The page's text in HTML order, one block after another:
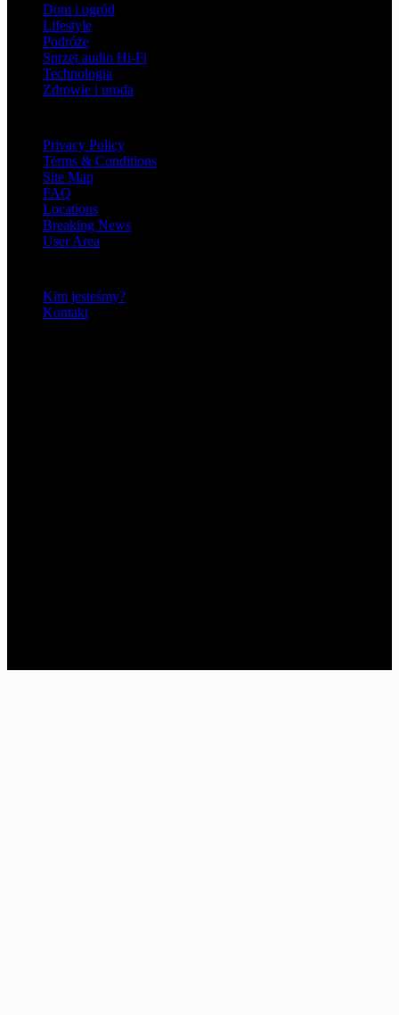
Dom i ogród
Lifestyle
Podróże
Sprzęt audio Hi-Fi
Technologia
Zdrowie i uroda
Privacy Policy
Terms & Conditions
Site Map
FAQ
Locations
Breaking News
User Area
Kim jesteśmy?
Kontakt